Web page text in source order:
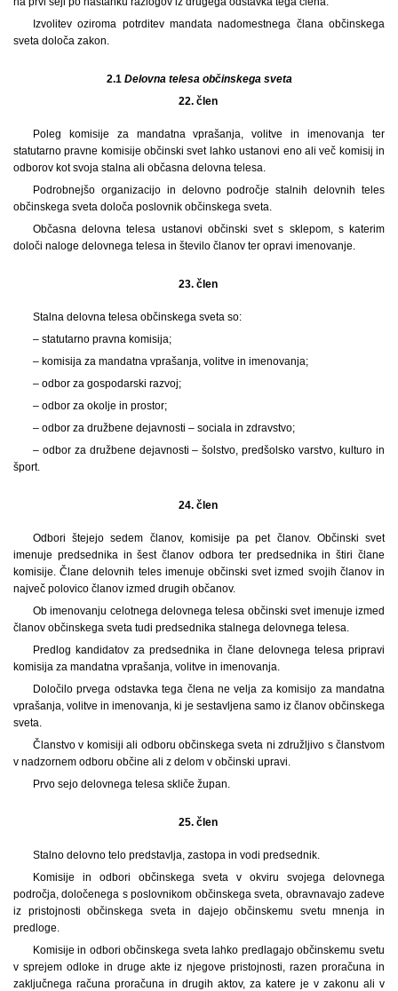
Izvolitev oziroma potrditev mandata nadomestnega člana občinskega
sveta določa zakon.
2.1 Delovna telesa občinskega sveta
22. člen
Poleg komisije za mandatna vprašanja, volitve in imenovanja ter
statutarno pravne komisije občinski svet lahko ustanovi eno ali več komisij in
odborov kot svoja stalna ali občasna delovna telesa.
Podrobnejšo organizacijo in delovno področje stalnih delovnih teles
občinskega sveta določa poslovnik občinskega sveta.
Občasna delovna telesa ustanovi občinski svet s sklepom, s katerim
določi naloge delovnega telesa in število članov ter opravi imenovanje.
23. člen
Stalna delovna telesa občinskega sveta so:
– statutarno pravna komisija;
– komisija za mandatna vprašanja, volitve in imenovanja;
– odbor za gospodarski razvoj;
– odbor za okolje in prostor;
– odbor za družbene dejavnosti – sociala in zdravstvo;
– odbor za družbene dejavnosti – šolstvo, predšolsko varstvo, kulturo in
šport.
24. člen
Odbori štejejo sedem članov, komisije pa pet članov. Občinski svet
imenuje predsednika in šest članov odbora ter predsednika in štiri člane
komisije. Člane delovnih teles imenuje občinski svet izmed svojih članov in
največ polovico članov izmed drugih občanov.
Ob imenovanju celotnega delovnega telesa občinski svet imenuje izmed
članov občinskega sveta tudi predsednika stalnega delovnega telesa.
Predlog kandidatov za predsednika in člane delovnega telesa pripravi
komisija za mandatna vprašanja, volitve in imenovanja.
Določilo prvega odstavka tega člena ne velja za komisijo za mandatna
vprašanja, volitve in imenovanja, ki je sestavljena samo iz članov občinskega
sveta.
Članstvo v komisiji ali odboru občinskega sveta ni združljivo s članstvom
v nadzornem odboru občine ali z delom v občinski upravi.
Prvo sejo delovnega telesa skliče župan.
25. člen
Stalno delovno telo predstavlja, zastopa in vodi predsednik.
Komisije in odbori občinskega sveta v okviru svojega delovnega
področja, določenega s poslovnikom občinskega sveta, obravnavajo zadeve
iz pristojnosti občinskega sveta in dajejo občinskemu svetu mnenja in
predloge.
Komisije in odbori občinskega sveta lahko predlagajo občinskemu svetu
v sprejem odloke in druge akte iz njegove pristojnosti, razen proračuna in
zaključnega računa proračuna in drugih aktov, za katere je v zakonu ali v